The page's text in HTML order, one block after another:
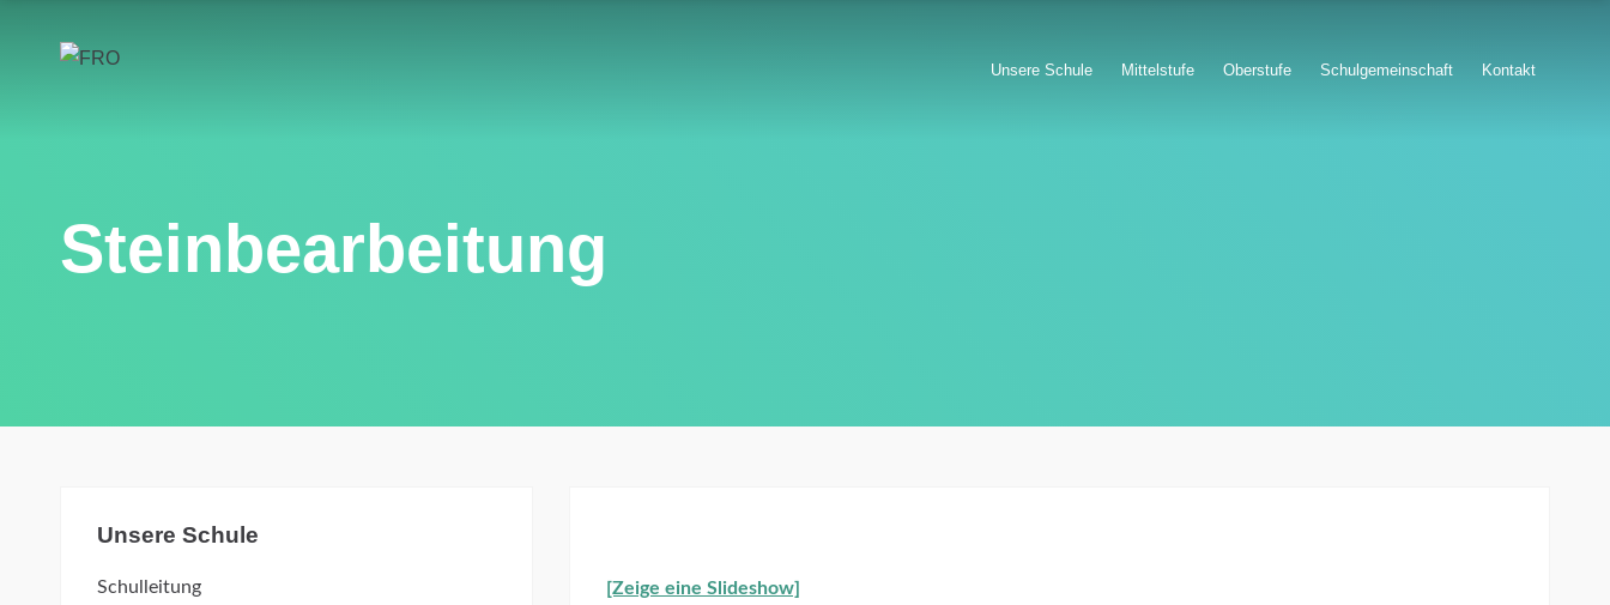
Unsere Schule Mittelstufe Oberstufe Schulgemeinschaft Kontakt
Steinbearbeitung
[Zeige eine Slideshow]
Unsere Schule
Schulleitung